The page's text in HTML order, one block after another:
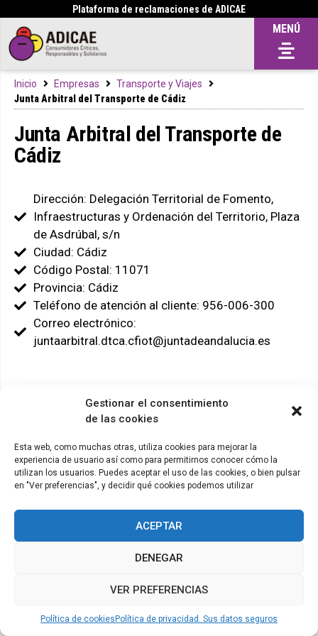
Gestionar el consentimiento
de las cookies
Esta web, como muchas otras, utiliza cookies para mejorar la
experiencia de usuario así como para permitirnos conocer cómo la
utilizan los usuarios. Puedes aceptar el uso de las cookies, o bien pulsar
en "Ver preferencias", y decidir qué cookies podemos utilizar
ACEPTAR
DENEGAR
VER PREFERENCIAS
Política de cookies Política de privacidad. Sus datos seguros
Plataforma de reclamaciones de ADICAE
MENÚ
Inicio Empresas
Transporte y Viajes
Junta Arbitral del Transporte de Cádiz
Junta Arbitral del Transporte de
Cádiz
Dirección: Delegación Territorial de Fomento,
Infraestructuras y Ordenación del Territorio, Plaza
de Asdrúbal, s/n
Ciudad: Cádiz
Código Postal: 11071
Provincia: Cádiz
Teléfono de atención al cliente: 956-006-300
Correo electrónico:
juntaarbitral.dtca.cfiot@juntadeandalucia.es